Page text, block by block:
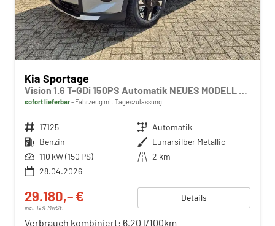
Kia Sportage
Vision 1.6 T-GDi 150PS Automatik NEUES MODELL MY26 FACELIFT Sitzheizung Lenkradheizung Klimaautomatik Navi Bluetooth Touchscreen Apple CarPlay Android Auto PDC v+h 17"LM Rückf.Kamera ACC 2x Keyless
sofort lieferbar Fahrzeug mit Tageszulassung
Fahrzeugnr. 17125 Getriebe Automatik
Kraftstoff Benzin Außenfarbe Lunarsilber Metallic
Leistung 110 kW (150 PS) Kilometerstand 2 km
28.04.2026
29.180,– €
incl. 19% MwSt.
Details
Verbrauch kombiniert: 6,20 l/100km